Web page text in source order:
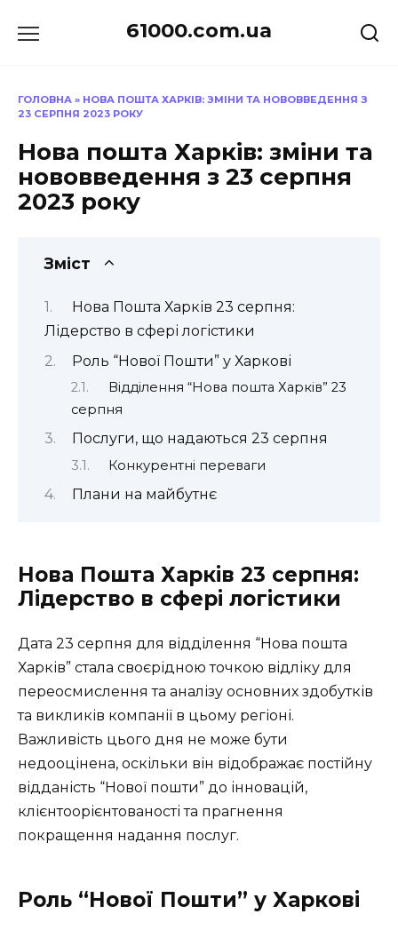
до
61000.com.ua
ГОЛОВНА » НОВА ПОШТА ХАРКІВ: ЗМІНИ ТА НОВОВВЕДЕННЯ З
23 СЕРПНЯ 2023 РОКУ
Нова пошта Харків: зміни та
нововведення з 23 серпня
2023 року
Зміст
Нова Пошта Харків 23 серпня:
Лідерство в сфері логістики
Роль “Нової Пошти” у Харкові
Відділення “Нова пошта Харків” 23
серпня
Послуги, що надаються 23 серпня
Конкурентні переваги
Плани на майбутнє
Нова Пошта Харків 23 серпня:
Лідерство в сфері логістики
Дата 23 серпня для відділення “Нова пошта
Харків” стала своєрідною точкою відліку для
переосмислення та аналізу основних здобутків
та викликів компанії в цьому регіоні.
Важливість цього дня не може бути
недооцінена, оскільки він відображає постійну
відданість “Нової пошти” до інновацій,
клієнтоорієнтованості та прагнення
покращення надання послуг.
Роль “Нової Пошти” у Харкові